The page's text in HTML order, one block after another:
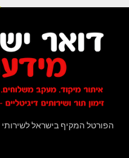
הפורטל המקיף בישראל לשירותי